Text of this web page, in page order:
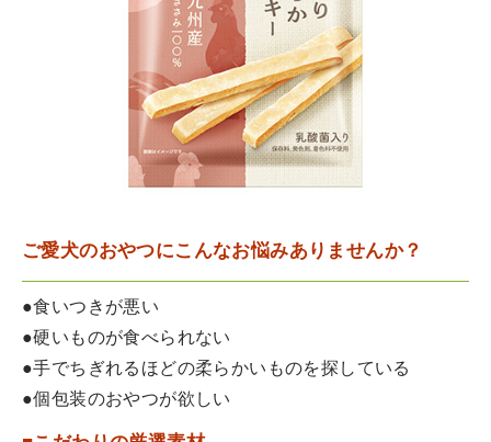
ご愛犬のおやつにこんなお悩みありませんか？
●食いつきが悪い
●硬いものが食べられない
●手でちぎれるほどの柔らかいものを探している
●個包装のおやつが欲しい